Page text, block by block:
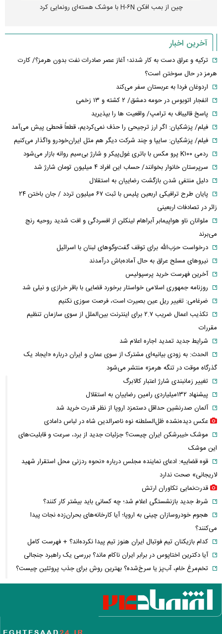
چین از بمب افکن H-۶N با موشک هسته‌ای رونمایی کرد
آخرین اخبار
ترکیه و عراق دست به کار شدند؛ آغاز عصر صادرات نفت بدون هرمز؟/ کارت
هرمز در حال سوختن است؟
اردوغان فردا به عربستان سفر می‌کند
انفجار اتوبوس در حومه دمشق/ ۲ کشته و ۱۳ زخمی
پاسخ قالیباف به ترامپ/ واقعیت ها را بپذیرید
فیلم/ پزشکیان: اگر ارز ترجیحی را حذف نمی‌کردیم، قطعاً قحطی پیش می‌آمد
فیلم/ پزشکیان: سایپا و چند شرکت دیگر هم مثل ایران‌خودرو واگذار می‌کنیم
ردمی K۱۰۰ پرو مکس با باتری غول‌پیکر و شارژ بی‌سیم روانه بازار می‌شود
سرپرستان خانوار بخوانند/ حساب این افراد ۴ میلیون تومان شارژ شد
دلیل منتفی شدن بازگشت رضاییان به استقلال
پایان طرح ترافیکی اربعین پلیس با ثبت ۶۷ میلیون تردد / جان باختن ۲۴
زائر در تصادفات اربعینی
ملوانان ناو هواپیمابر آبراهام لینکلن از افسردگی و افت شدید روحیه رنج
می‌برند
درخواست حزب‌الله برای توقف گفت‌وگوهای لبنان با اسرائیل
نیروهای مسلح عراق به حال آماده‌باش درآمدند
آخرین فهرست خرید پرسپولیس
روزنامه جمهوری اسلامی خواستار برخورد قضایی با باقر خرازی و نیلی شد
ضرغامی: تغییر ریل عین بصیرت است، فرصت سوزی نکنیم
تکذیب اعمال ضریب ۲.۷ برای اینترنت بین‌الملل از سوی سازمان تنظیم
مقررات
شرایط جدید تمدید اجاره اعلام شد
الحدث: به زودی بیانیه‌ای مشترک از سوی عمان و ایران درباره «ایجاد یک
گذرگاه موقت در تنگه هرمز» منتشر می‌شود
تغییر زمانبندی‌ شارژ اعتبار کالابرگ
پیشنهاد ۱۳۲میلیاردی رامین رضاییان به استقلال
آلمان صدرنشین حداقل دستمزد اروپا از نظر قدرت خرید شد
عکس دیده‌نشده ظل‌السلطنه نوه ناصرالدین شاه در لباس دامادی
موشک خیبرشکن ایران چیست؟ جزئیات جدید از برد، سرعت و قابلیت‌های
این موشک
قوه قضاییه: ادعای نماینده مجلس درباره «نحوه ردزنی محل استقرار شهید
لاریجانی» صحت ندارد
قدرت‌نمایی تکاوران ارتش
شرط جدید بازنشستگی اعلام شد؛ چه کسانی باید بیشتر کار کنند؟
هجوم خودروسازان چینی به اروپا؛ آیا کارخانه‌های بحران‌زده نجات پیدا
می‌کنند؟
کدام بازیکنان تیم فوتبال ایران هنوز تیم پیدا نکرده‌اند؟ + فهرست کامل
آیا دکترین اختاپوس در برابر ایران ناکام ماند؟ بررسی یک راهبرد جنجالی
تخم‌مرغ خام، آب‌پز یا سرخ‌شده؟ بهترین روش برای جذب پروتئین چیست؟
پشت پرده خودکفایی دارویی؛ چرا واردات همچنان حرف اول را می‌زند؟
حمله خلبانان ایرانی به پایگاه آمریکا بدون GPS
شرایط تغییر نام خانوادگی و شناسنامه اعلام شد+ مراحل، مدارک لازم و قوانین